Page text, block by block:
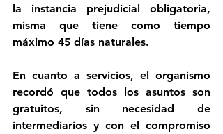
la instancia prejudicial obligatoria,
misma que tiene como tiempo
máximo 45 días naturales.
En cuanto a servicios, el organismo
recordó que todos los asuntos son
gratuitos, sin necesidad de
intermediarios y con el compromiso